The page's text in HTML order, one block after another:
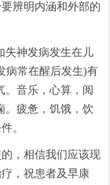
辨明内涵和外部的
神发病发生在儿
病常在醒后发生)有
。音乐，心算，阅
。疲惫，饥饿，饮
。
，相信我们应该现
，祝患者及早康